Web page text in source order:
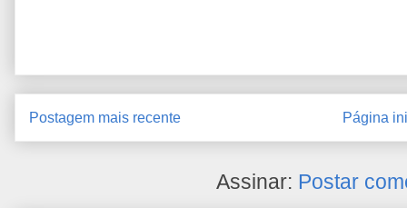
Postagem mais recente Página
Assinar: Postar